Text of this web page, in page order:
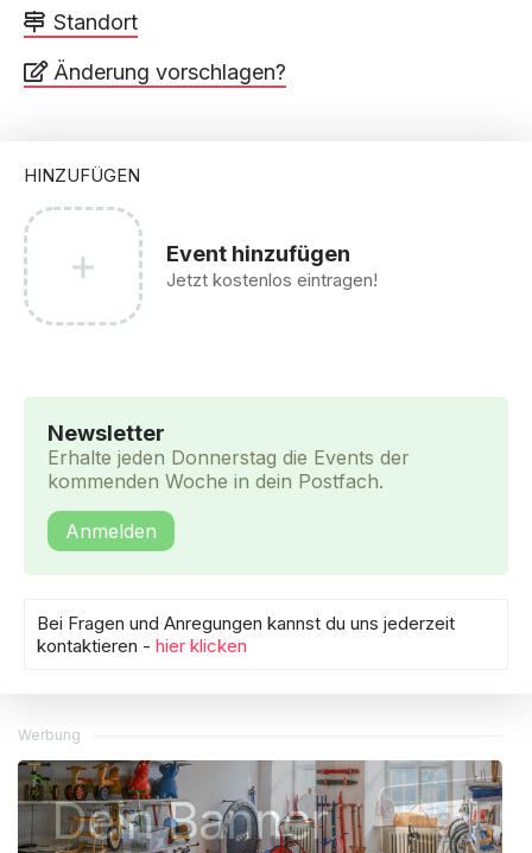
Standort
Änderung vorschlagen?
HINZUFÜGEN
Event hinzufügen
Jetzt kostenlos eintragen!
Newsletter
Erhalte jeden Donnerstag die Events der
kommenden Woche in dein Postfach.
Anmelden
Bei Fragen und Anregungen kannst du uns jederzeit
kontaktieren - hier klicken
Werbung